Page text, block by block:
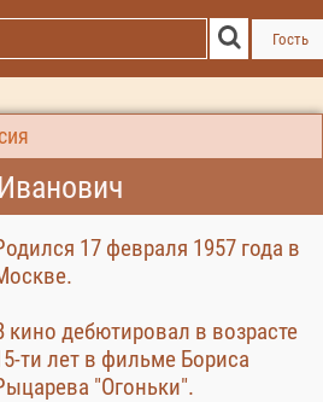
Гость
17 февраля 1957 года в
кино дебютировал в возрасте
ти лет в фильме Бориса
"Огоньки".